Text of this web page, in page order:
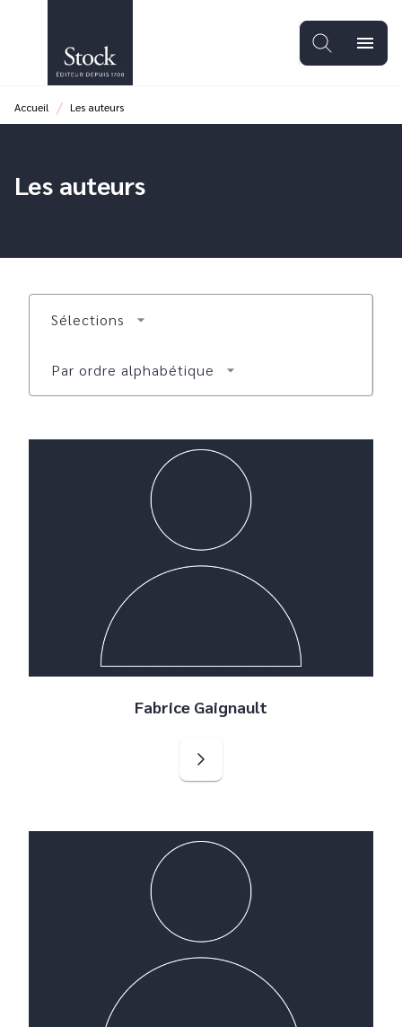
PIED DE PAGE
menu
Accueil / Les auteurs
Les auteurs
Sélections arrow_drop_down
Par ordre alphabétique arrow_drop_down
Fabrice Gaignault